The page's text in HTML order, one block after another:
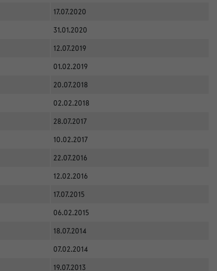
17.07.2020
31.01.2020
12.07.2019
01.02.2019
20.07.2018
02.02.2018
28.07.2017
10.02.2017
22.07.2016
12.02.2016
17.07.2015
06.02.2015
18.07.2014
07.02.2014
19.07.2013